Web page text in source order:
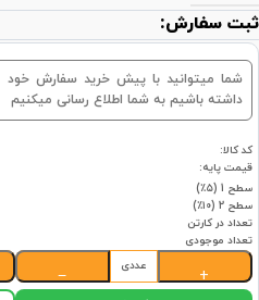
ثبت سفارش:
شما میتوانید با پیش خرید سفارش خود
داشته باشیم به شما اطلاع رسانی میکنیم
کد کالا:
قیمت پایه:
سطح 1 (۵٪)
سطح 2 (۱۰٪)
تعداد در کارتن
تعداد موجودی
+
عددی
−